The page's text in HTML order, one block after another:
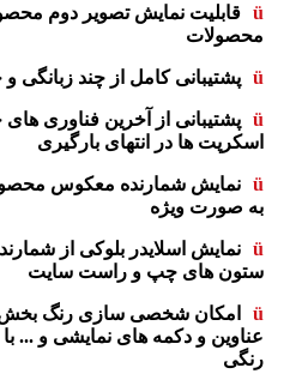
ü قابلیت نمایش تصویر دوم
محصولات
ü پشتیبانی کامل از چند زبانگی
ü پشتیبانی از آخرین فناوری های
اسکرپت ها در انتهای بارگیری
ü نمایش شمارنده معکوس
به صورت ویژه
ü نمایش اسلایدر بلوکی از
ستون های چپ و راست سایت
ü امکان شخصی سازی رنگ بخش
عناوین و دکمه های نمایشی و ...
رنگی